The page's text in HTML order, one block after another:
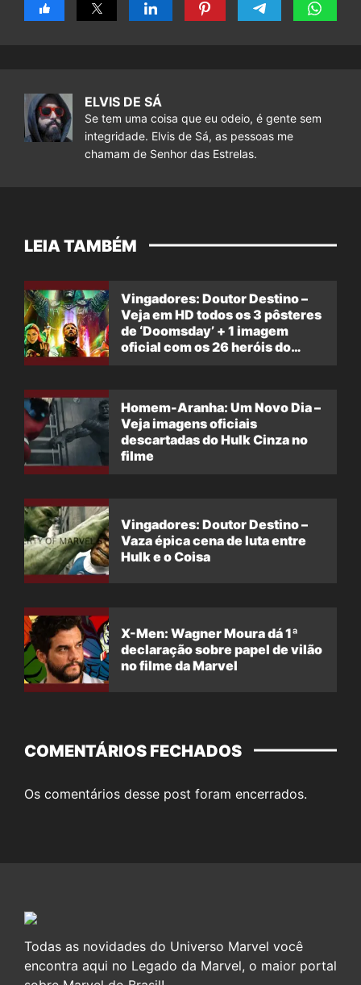
ELVIS DE SÁ
Se tem uma coisa que eu odeio, é gente sem
integridade. Elvis de Sá, as pessoas me
chamam de Senhor das Estrelas.
LEIA TAMBÉM
Vingadores: Doutor Destino –
Veja em HD todos os 3 pôsteres
de ‘Doomsday’ + 1 imagem
oficial com os 26 heróis do
Homem-Aranha: Um Novo Dia –
Veja imagens oficiais
descartadas do Hulk Cinza no
filme
Vingadores: Doutor Destino –
Vaza épica cena de luta entre
Hulk e o Coisa
X-Men: Wagner Moura dá 1ª
declaração sobre papel de vilão
no filme da Marvel
COMENTÁRIOS FECHADOS
Os comentários desse post foram encerrados.
Todas as novidades do Universo Marvel você
encontra aqui no Legado da Marvel, o maior portal